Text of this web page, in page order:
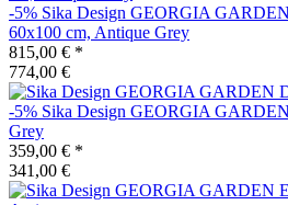
-5% Sika Design GEORGIA
60x100 cm, Antique Grey
815,00 € *
774,00 €
-5% Sika Design GEORGIA
Grey
359,00 € *
341,00 €